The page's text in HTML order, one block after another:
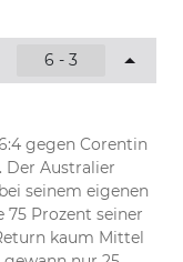
6 - 3
gegen Corentin
Der Australier
seinem eigenen
Prozent seiner
kaum Mittel